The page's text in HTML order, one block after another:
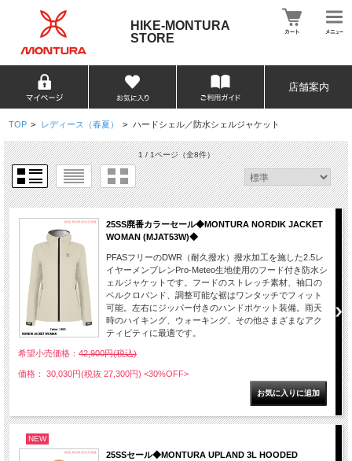
HIKE-MONTURA
STORE
店舗案内
TOP > レディース（春夏） > ハードシェル／防水シェルジャケット
1 / 1ページ（全8件）
25SS廃番カラーセール◆MONTURA NORDIK JACKET
WOMAN (MJAT53W)◆
PFASフリーのDWR（耐久撥水）撥水加工を施した2.5レ
イヤーメンブレンPro-Meteo生地使用のフード付き防水シ
ェルジャケットです。フードのストレッチ素材、袖口の
ベルクロバンド、調整可能な裾はワンタッチでフィット
可能。左右にジッパー付きのハンドポケット装備。雨天
時のハイキング、ウォーキング、その他さまざまなアク
ティビティに最適です。
希望小売価格： 42,900円(税込)
価格： 30,030円(税抜 27,300円) <30%OFF>
NEW
25SSセール◆MONTURA UPLAND 3L HOODED